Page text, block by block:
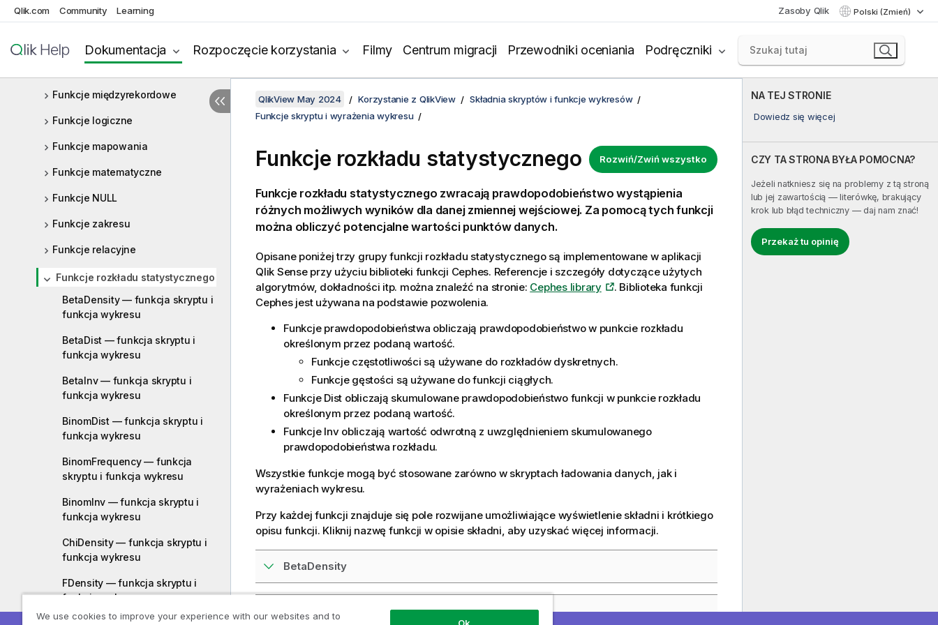
Qlik.com Community Learning Zasoby Qlik Polski (Zmień)
Dokumentacja Rozpoczęcie korzystania Filmy Centrum migracji Przewodniki oceniania Podręczniki
Funkcje formatowania
Ogólne funkcje liczbowe
Funkcje międzyrekordowe
Funkcje logiczne
Funkcje mapowania
Funkcje matematyczne
Funkcje NULL
Funkcje zakresu
Funkcje relacyjne
Funkcje rozkładu statystycznego
BetaDensity — funkcja skryptu i
funkcja wykresu
BetaDist — funkcja skryptu i
funkcja wykresu
BetaInv — funkcja skryptu i
funkcja wykresu
BinomDist — funkcja skryptu i
funkcja wykresu
BinomFrequency — funkcja
skryptu i funkcja wykresu
BinomInv — funkcja skryptu i
funkcja wykresu
ChiDensity — funkcja skryptu i
funkcja wykresu
FDensity — funkcja skryptu i
funkcja wykresu
NA TEJ STRONIE
Dowiedz się więcej
CZY TA STRONA BYŁA POMOCNA?
Jeżeli natkniesz się na problemy z tą stroną
lub jej zawartością — literówkę, brakujący
krok lub błąd techniczny — daj nam znać!
Przekaż tu opinię
QlikView May 2024 Korzystanie z QlikView
Składnia skryptów i funkcje wykresów
Funkcje skryptu i wyrażenia wykresu
Rozwiń/Zwiń wszystko
Funkcje rozkładu statystycznego
Funkcje rozkładu statystycznego zwracają prawdopodobieństwo wystąpienia
różnych możliwych wyników dla danej zmiennej wejściowej. Za pomocą tych funkcji
można obliczyć potencjalne wartości punktów danych.
Opisane poniżej trzy grupy funkcji rozkładu statystycznego są implementowane w aplikacji
Qlik Senseprzy użyciu biblioteki funkcji Cephes. Referencje i szczegóły dotyczące użytych
algorytmów, dokładności itp. można znaleźć na stronie: Cephes library
. Biblioteka funkcji
Cephesjest używana na podstawie pozwolenia.
Funkcje prawdopodobieństwa obliczają prawdopodobieństwo w punkcie rozkładu
określonym przez podaną wartość.
Funkcje częstotliwości są używane do rozkładów dyskretnych.
Funkcje gęstości są używane do funkcji ciągłych.
Funkcje Dist obliczają skumulowane prawdopodobieństwo funkcji w punkcie rozkładu
określonym przez podaną wartość.
Funkcje Inv obliczają wartość odwrotną z uwzględnieniem skumulowanego
prawdopodobieństwa rozkładu.
Wszystkie funkcje mogą być stosowane zarówno w skryptach ładowania danych, jak i
wyrażeniach wykresu.
Przy każdej funkcji znajduje się pole rozwijane umożliwiające wyświetlenie składni i krótkiego
opisu funkcji. Kliknij nazwę funkcji w opisie składni, aby uzyskać więcej informacji.
BetaDensity
BetaDist
We use cookies to improve your experience with our websites and to